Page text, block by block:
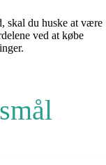
skal du huske at være
ved at købe